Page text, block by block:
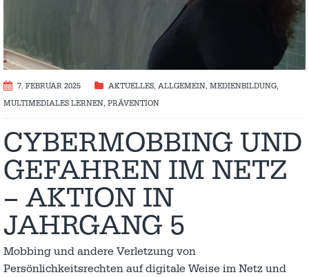
7. FEBRUAR 2025 AKTUELLES, ALLGEMEIN, MEDIENBILDUNG,
MULTIMEDIALES LERNEN, PRÄVENTION
CYBERMOBBING UND
GEFAHREN IM NETZ
– AKTION IN
JAHRGANG 5
Mobbing und andere Verletzung von
Persönlichkeitsrechten auf digitale Weise im Netz und